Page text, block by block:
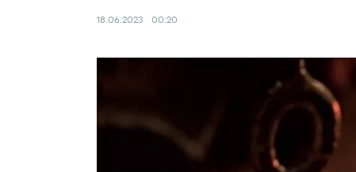
18.06.2023 00:20